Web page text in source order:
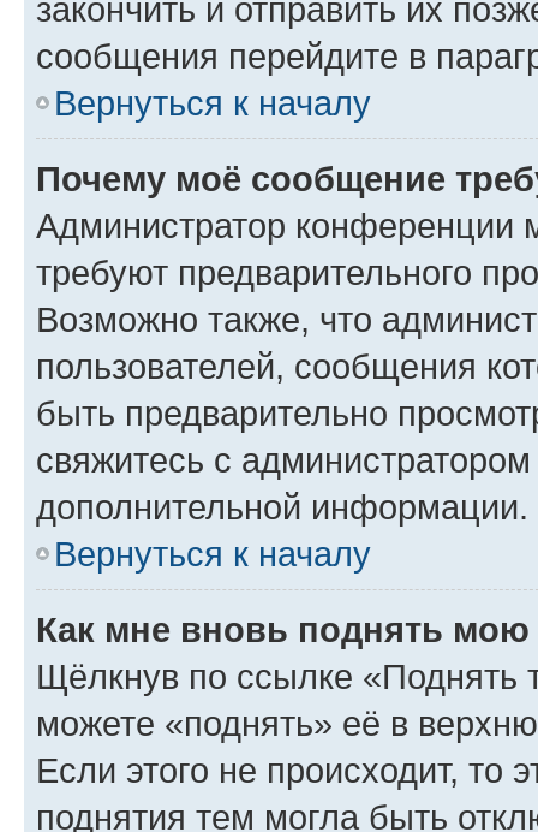
закончить и отправить их
сообщения перейдите в
Вернуться к началу
Почему моё сообщение
Администратор конференции
требуют предварительного
Возможно также, что
пользователей, сообщения
быть предварительно
свяжитесь с
дополнительной информации.
Вернуться к началу
Как мне вновь поднять мою
Щёлкнув по ссылке «Поднять
можете «поднять» её в
Если этого не происходит, то
поднятия тем могла быть